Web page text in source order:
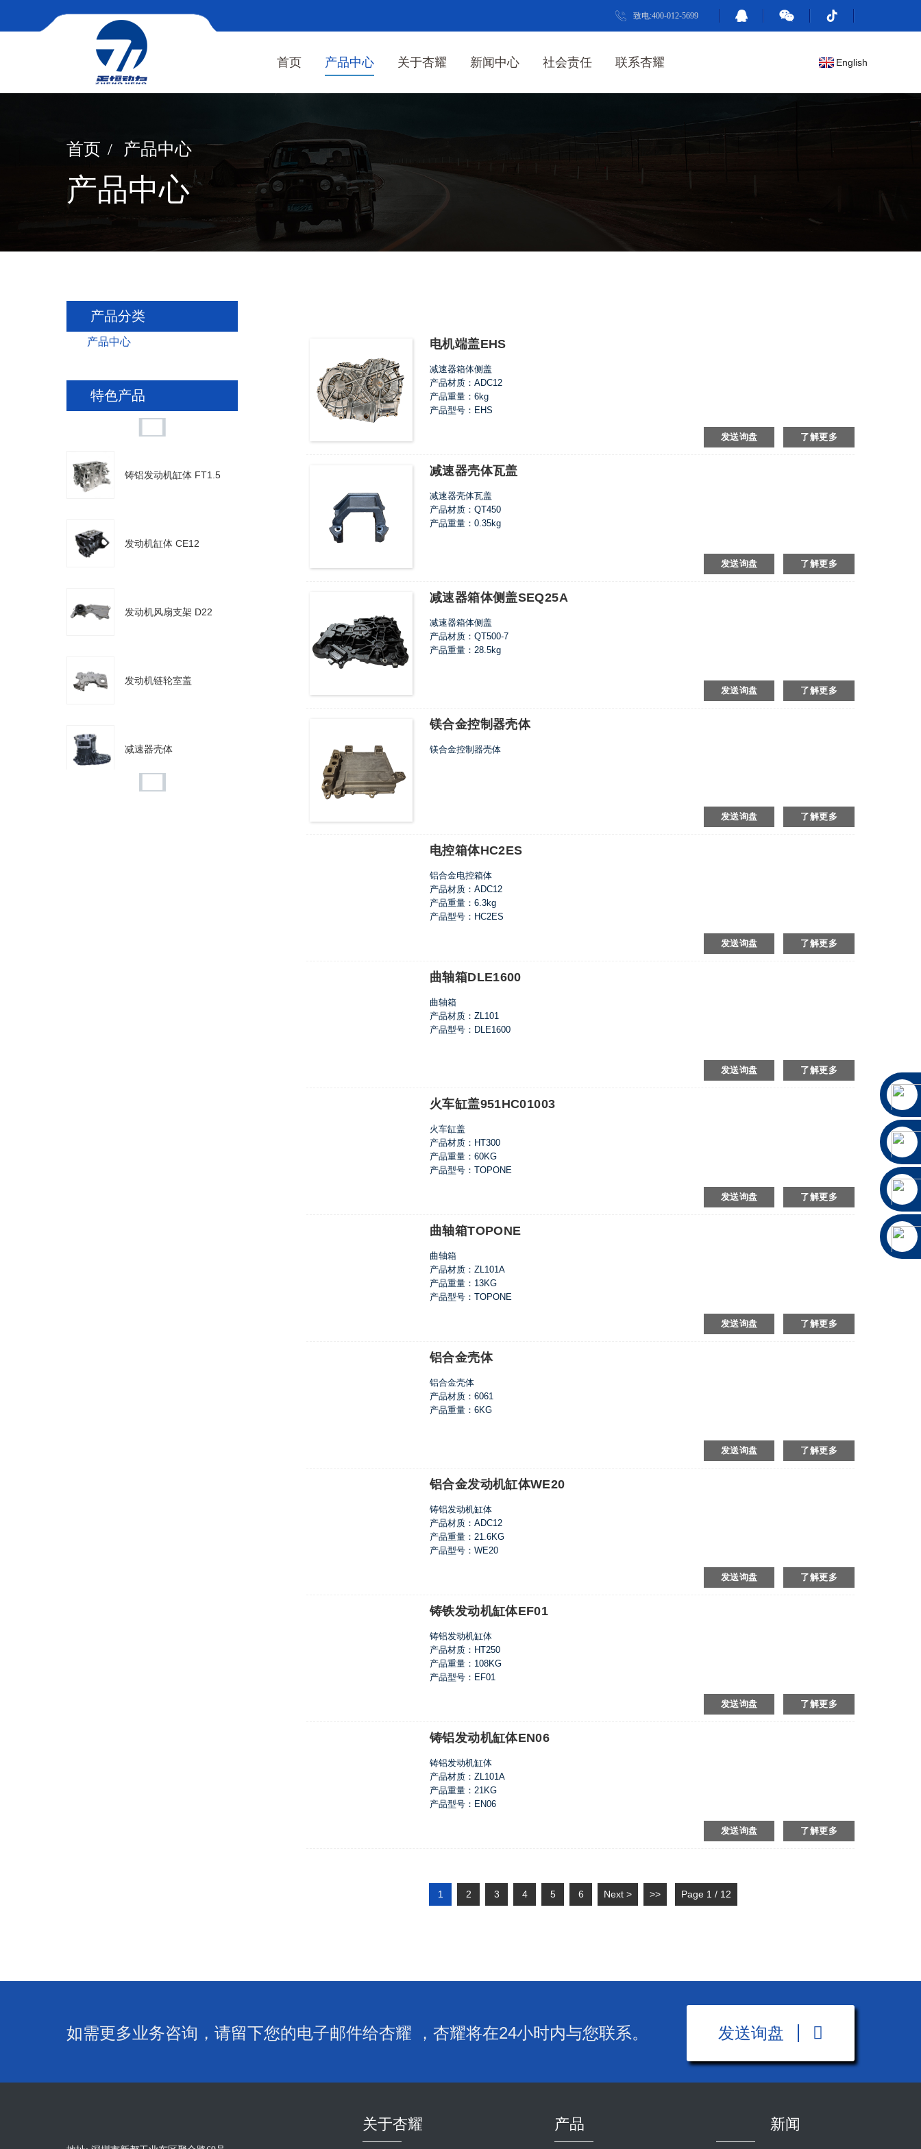
致电:400-012-5699
首页 产品中心 关于杏耀 新闻中心 社会责任 联系杏耀 English
首页 产品中心
产品中心
产品分类
产品中心
特色产品
铸铝发动机缸体 FT1.5
发动机缸体 CE12
发动机风扇支架 D22
发动机链轮室盖
减速器壳体
电机端盖EHS
减速器箱体侧盖
产品材质：ADC12
产品重量：6kg
产品型号：EHS
发送询盘 了解更多
减速器壳体瓦盖
减速器壳体瓦盖
产品材质：QT450
产品重量：0.35kg
发送询盘 了解更多
减速器箱体侧盖SEQ25A
减速器箱体侧盖
产品材质：QT500-7
产品重量：28.5kg
发送询盘 了解更多
镁合金控制器壳体
镁合金控制器壳体
发送询盘 了解更多
电控箱体HC2ES
铝合金电控箱体
产品材质：ADC12
产品重量：6.3kg
产品型号：HC2ES
发送询盘 了解更多
曲轴箱DLE1600
曲轴箱
产品材质：ZL101
产品型号：DLE1600
发送询盘 了解更多
火车缸盖951HC01003
火车缸盖
产品材质：HT300
产品重量：60KG
产品型号：TOPONE
发送询盘 了解更多
曲轴箱TOPONE
曲轴箱
产品材质：ZL101A
产品重量：13KG
产品型号：TOPONE
发送询盘 了解更多
铝合金壳体
铝合金壳体
产品材质：6061
产品重量：6KG
发送询盘 了解更多
铝合金发动机缸体WE20
铸铝发动机缸体
产品材质：ADC12
产品重量：21.6KG
产品型号：WE20
发送询盘 了解更多
铸铁发动机缸体EF01
铸铝发动机缸体
产品材质：HT250
产品重量：108KG
产品型号：EF01
发送询盘 了解更多
铸铝发动机缸体EN06
铸铝发动机缸体
产品材质：ZL101A
产品重量：21KG
产品型号：EN06
发送询盘 了解更多
1 2 3 4 5 6 Next > >> Page 1 / 12
如需更多业务咨询，请留下您的电子邮件给杏耀 ，杏耀将在24小时内与您联系。 发送询盘
关于杏耀 产品 新闻